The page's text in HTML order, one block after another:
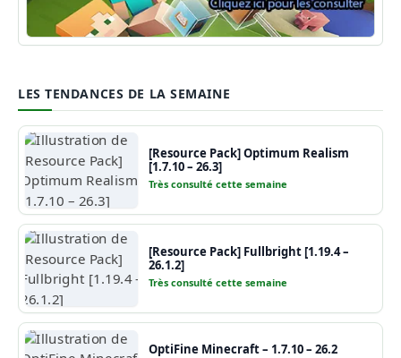
Guide Minecraft
LES TENDANCES DE LA SEMAINE
[Resource Pack] Optimum Realism
[1.7.10 – 26.3]
Très consulté cette semaine
[Resource Pack] Fullbright [1.19.4 –
26.1.2]
Très consulté cette semaine
OptiFine Minecraft – 1.7.10 – 26.2